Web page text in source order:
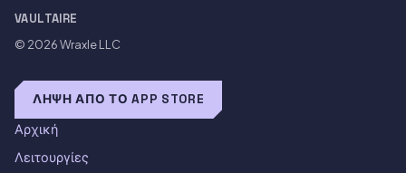
VAULTAIRE
© 2026Wraxle LLC
ΛΉΨΗ ΑΠΌ ΤΟ APP STORE
Αρχική
Λειτουργίες